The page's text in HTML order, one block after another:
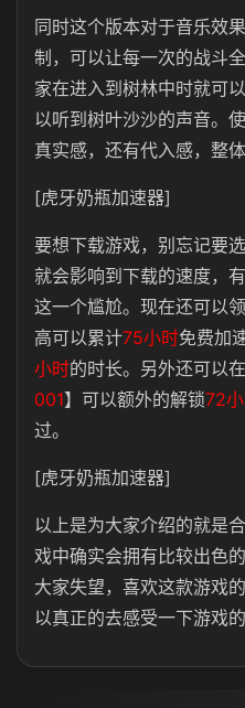
同时这个版本对于音乐效
制，可以让每一次的战斗
家在进入到树林中时就可
以听到树叶沙沙的声音。
真实感，还有代入感，整
[虎牙奶瓶加速器]
要想下载游戏，别忘记要
就会影响到下载的速度，
这一个尴尬。现在还可以
高可以累计75小时免费加
小时的时长。另外还可以
001】可以额外的解锁72
过。
[虎牙奶瓶加速器]
以上是为大家介绍的就是
戏中确实会拥有比较出色
大家失望，喜欢这款游戏
以真正的去感受一下游戏